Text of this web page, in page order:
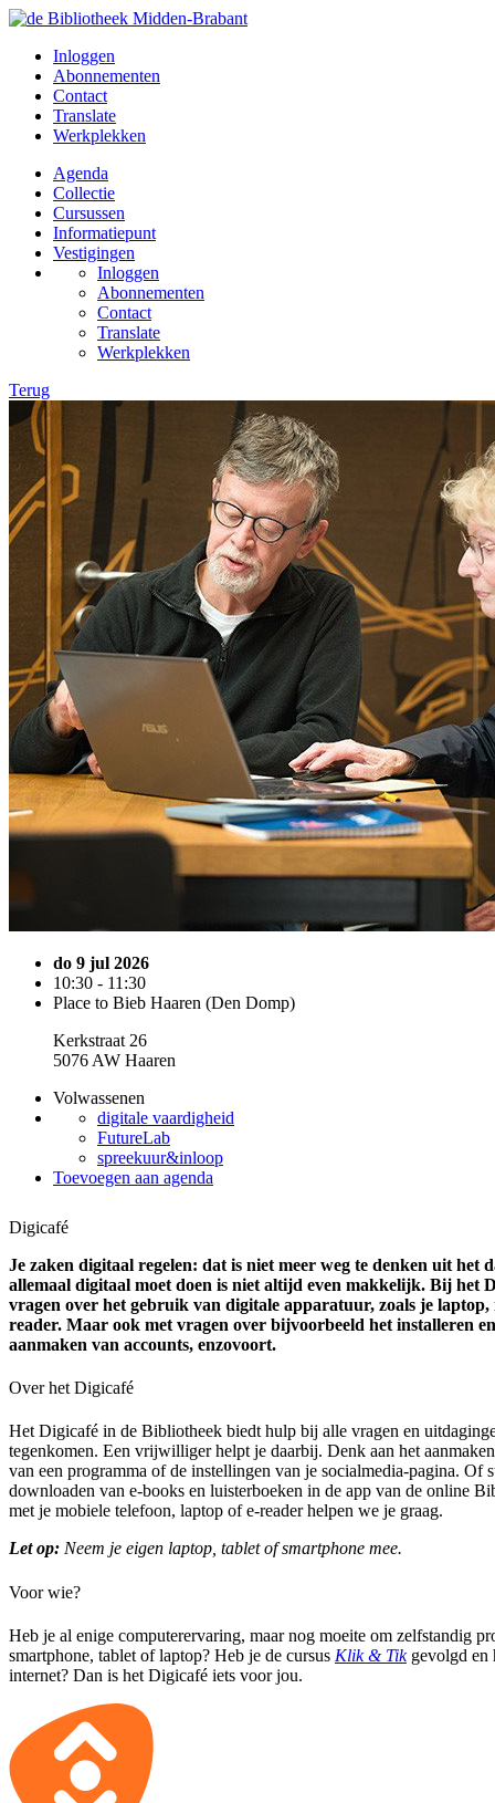
Inloggen
Abonnementen
Contact
Translate
Werkplekken
Agenda
Collectie
Cursussen
Informatiepunt
Vestigingen
Inloggen
Abonnementen
Contact
Translate
Werkplekken
Terug
do 9 jul 2026
10:30 - 11:30
Place to Bieb Haaren (Den Domp)
Kerkstraat 26
5076 AW Haaren
Volwassenen
digitale vaardigheid
FutureLab
spreekuur&inloop
Toevoegen aan agenda
Digicafé
Je zaken digitaal regelen: dat is niet meer weg te denken uit het
allemaal digitaal moet doen is niet altijd even makkelijk. Bij het
vragen over het gebruik van digitale apparatuur, zoals je laptop,
reader. Maar ook met vragen over bijvoorbeeld het installeren
aanmaken van accounts, enzovoort.
Over het Digicafé
Het Digicafé in de Bibliotheek biedt hulp bij alle vragen en
tegenkomen. Een vrijwilliger helpt je daarbij. Denk aan het
van een programma of de instellingen van je socialmedia-pagina. Of
downloaden van e-books en luisterboeken in de app van de online
met je mobiele telefoon, laptop of e-reader helpen we je graag.
Let op: Neem je eigen laptop, tablet of smartphone mee.
Voor wie?
Heb je al enige computerervaring, maar nog moeite om zelfstandig
smartphone, tablet of laptop? Heb je de cursus Klik & Tikgevolgd en
internet? Dan is het Digicafé iets voor jou.